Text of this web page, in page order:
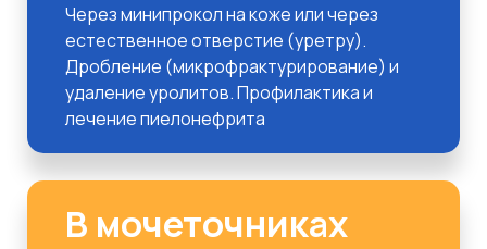
Через минипрокол на коже или через
естественное отверстие (уретру).
Дробление (микрофрактурирование) и
удаление уролитов. Профилактика и
лечение пиелонефрита
В мочеточниках